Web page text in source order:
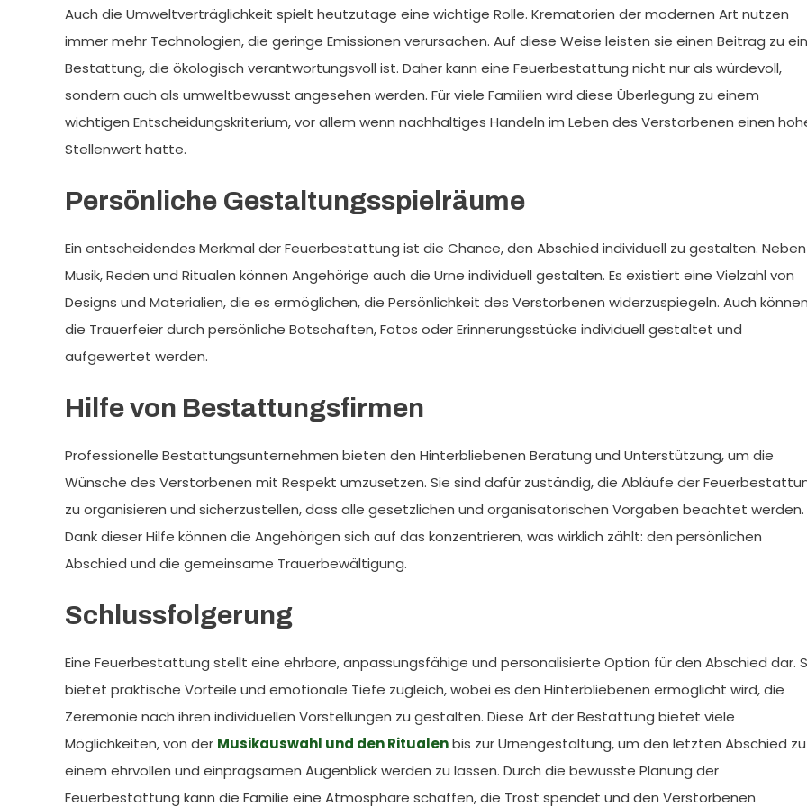
Auch die Umweltverträglichkeit spielt heutzutage eine wichtige Rolle. Krematorien der modernen Art nutzen
immer mehr Technologien, die geringe Emissionen verursachen. Auf diese Weise leisten sie einen Beitrag zu
Bestattung, die ökologisch verantwortungsvoll ist. Daher kann eine Feuerbestattung nicht nur als würdevoll,
sondern auch als umweltbewusst angesehen werden. Für viele Familien wird diese Überlegung zu einem
wichtigen Entscheidungskriterium, vor allem wenn nachhaltiges Handeln im Leben des Verstorbenen einen
Stellenwert hatte.
Persönliche Gestaltungsspielräume
Ein entscheidendes Merkmal der Feuerbestattung ist die Chance, den Abschied individuell zu gestalten. Neben
Musik, Reden und Ritualen können Angehörige auch die Urne individuell gestalten. Es existiert eine Vielzahl von
Designs und Materialien, die es ermöglichen, die Persönlichkeit des Verstorbenen widerzuspiegeln. Auch können
die Trauerfeier durch persönliche Botschaften, Fotos oder Erinnerungsstücke individuell gestaltet und
aufgewertet werden.
Hilfe von Bestattungsfirmen
Professionelle Bestattungsunternehmen bieten den Hinterbliebenen Beratung und Unterstützung, um die
Wünsche des Verstorbenen mit Respekt umzusetzen. Sie sind dafür zuständig, die Abläufe der
zu organisieren und sicherzustellen, dass alle gesetzlichen und organisatorischen Vorgaben beachtet werden.
Dank dieser Hilfe können die Angehörigen sich auf das konzentrieren, was wirklich zählt: den persönlichen
Abschied und die gemeinsame Trauerbewältigung.
Schlussfolgerung
Eine Feuerbestattung stellt eine ehrbare, anpassungsfähige und personalisierte Option für den Abschied dar.
bietet praktische Vorteile und emotionale Tiefe zugleich, wobei es den Hinterbliebenen ermöglicht wird, die
Zeremonie nach ihren individuellen Vorstellungen zu gestalten. Diese Art der Bestattung bietet viele
Möglichkeiten, von der Musikauswahl und den Ritualenbis zur Urnengestaltung, um den letzten Abschied zu
einem ehrvollen und einprägsamen Augenblick werden zu lassen. Durch die bewusste Planung der
Feuerbestattung kann die Familie eine Atmosphäre schaffen, die Trost spendet und den Verstorbenen